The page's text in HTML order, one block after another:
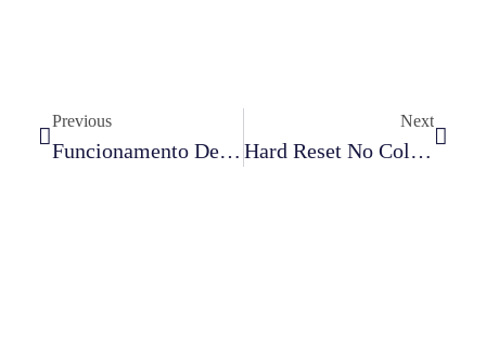
Previous
Funcionamento De Peel Off E Rebobinador De Liner – Impressora Zebra
Next
Hard Reset No Coletor Honeywell/Intermec CK3